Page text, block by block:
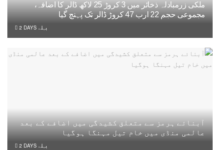
ملکی زرمبادلہ ذخائر میں 3 کروڑ 25 لاکھ ڈالر کا اضافہ،
مجموعی حجم 22 ارب 47 کروڑ ڈالر تک پہنچ گیا
2 DAYS پہلے
آبنائے ہرمز سے متعلق کشیدگی میں اضافے کے بعد
عالمی منڈی میں خام تیل مہنگا ہوگیا
2 DAYS پہلے